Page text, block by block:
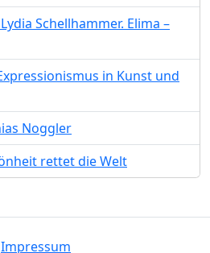
Schellhammer. Elima –
in Kunst und
Noggler
rettet die Welt
Impressum